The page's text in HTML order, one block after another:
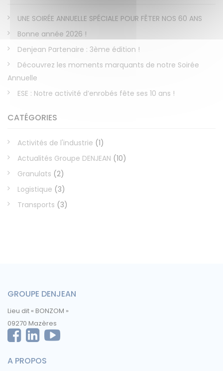
UNE SOIRÉE ANNUELLE SPÉCIALE POUR FÊTER NOS 60 ANS
Bonne année 2026 !
Denjean Partenaire : 3ème édition !
Découvrez les moments marquants de notre Soirée
Annuelle
ESE : Notre activité d’enrobés fête ses 10 ans !
CATÉGORIES
Activités de l'industrie (1)
Actualités Groupe DENJEAN (10)
Granulats (2)
Logistique (3)
Transports (3)
GROUPE DENJEAN
Lieu dit « BONZOM »
09270 Mazères
A PROPOS